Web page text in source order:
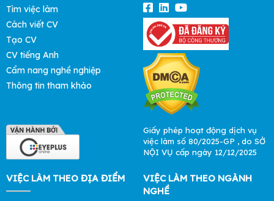
Tìm việc làm
Cách viết CV
Tạo CV
CV tiếng Anh
Cẩm nang nghề nghiệp
Thông tin tham khảo
Giấy phép hoạt động dịch vụ
việc làm số 80/2025-GP , do SỞ
NỘI VỤ cấp ngày 12/12/2025
VIỆC LÀM THEO ĐỊA ĐIỂM
VIỆC LÀM THEO NGÀNH
NGHỀ